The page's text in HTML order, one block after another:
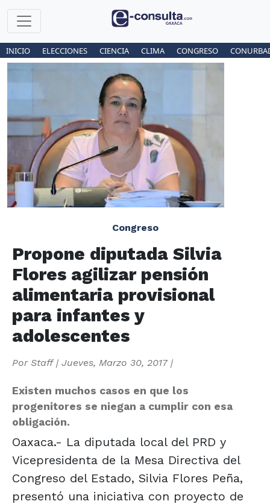
INICIO ELECCIONES CIENCIA CLIMA CONGRESO
Congreso
Propone diputada Silvia
Flores agilizar pensión
alimentaria provisional
para infantes y
adolescentes
Por Staff| Jueves, Marzo 30, 2017|
Existen muchos casos en que los
progenitores se niegan a cumplir con esa
obligación.
Oaxaca.- La diputada local del PRD y
Vicepresidenta de la Mesa Directiva del
Congreso del Estado, Silvia Flores Peña,
presentó una iniciativa con proyecto de